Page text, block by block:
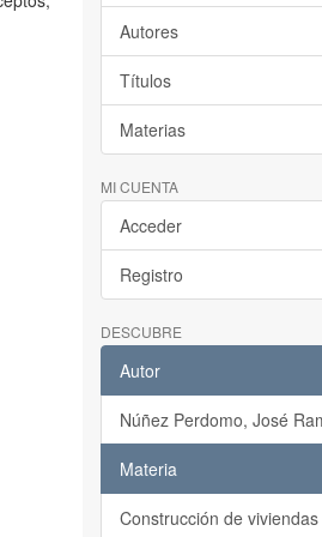
Autores
Títulos
Materias
MI CUENTA
Acceder
Registro
DESCUBRE
Autor
Núñez Perdomo, José
Materia
Construcción de